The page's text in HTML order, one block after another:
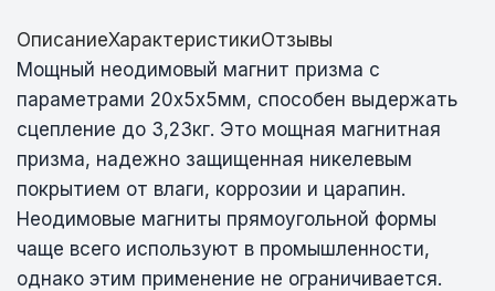
ОписаниеХарактеристикиОтзывы
Мощный неодимовый магнит призма с
параметрами 20х5х5мм, способен выдержать
сцепление до 3,23кг. Это мощная магнитная
призма, надежно защищенная никелевым
покрытием от влаги, коррозии и царапин.
Неодимовые магниты прямоугольной формы
чаще всего используют в промышленности,
однако этим применение не ограничивается.